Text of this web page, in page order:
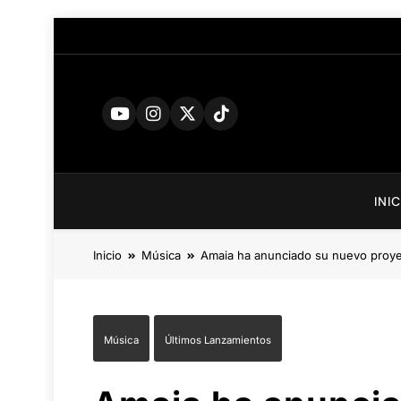
al
Inicio Música Amaia ha anunciado su nuevo
Música Últimos Lanzamientos